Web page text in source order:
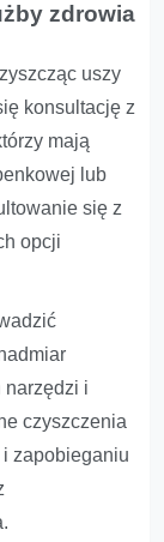
zdrowia
uszy
konsultację z
mają
lub
się z
opcji
narzędzi i
czyszczenia
zapobieganiu